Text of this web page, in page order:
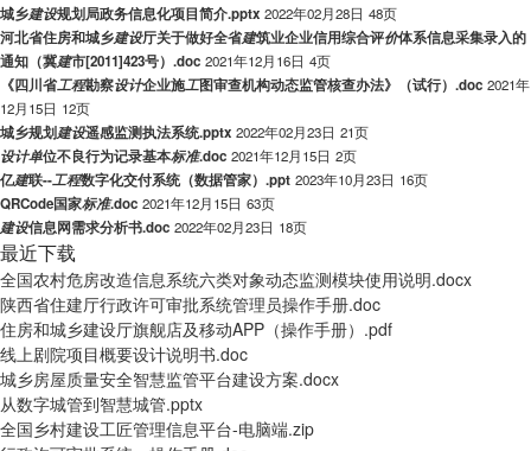
城乡建设规划局政务信息化项目简介.pptx 2022年02月28日 48页
河北省住房和城乡建设厅关于做好全省建筑业企业信用综合评价体系信息采集录入的
通知（冀建市[2011]423号）.doc 2021年12月16日 4页
《四川省工程勘察设计企业施工图审查机构动态监管核查办法》（试行）.doc 2021年
12月15日 12页
城乡规划建设遥感监测执法系统.pptx 2022年02月23日 21页
设计单位不良行为记录基本标准.doc 2021年12月15日 2页
亿建联--工程数字化交付系统（数据管家）.ppt 2023年10月23日 16页
QRCode国家标准.doc 2021年12月15日 63页
建设信息网需求分析书.doc 2022年02月23日 18页
最近下载
全国农村危房改造信息系统六类对象动态监测模块使用说明.docx
陕西省住建厅行政许可审批系统管理员操作手册.doc
住房和城乡建设厅旗舰店及移动APP（操作手册）.pdf
线上剧院项目概要设计说明书.doc
城乡房屋质量安全智慧监管平台建设方案.docx
从数字城管到智慧城管.pptx
全国乡村建设工匠管理信息平台-电脑端.zip